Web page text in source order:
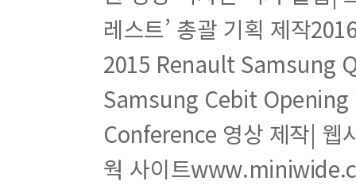
실력 알아보기. 볼륨감 있는 텍스트를 만들고 3D
다섯째마당. 레이어와 이펙트 활용하기
활용예제 052 파티클 효과 활용하여 컵에 물 채우기
활용예제 053 레이어로 공간감 연출하기
활용예제 054 3D 레이어 활용하여 글로시 박스 만들
레스트’ 총괄 기획 제작
2015 Renault Samsung
Samsung Cebit Opening
Conference 영상 제작|
웍 사이트